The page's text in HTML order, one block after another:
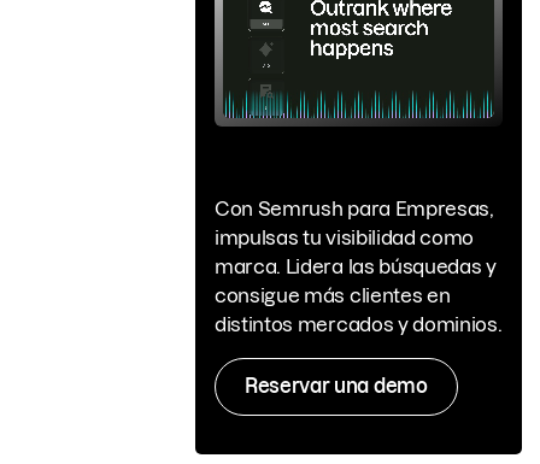
Con Semrush para Empresas,
impulsas tu visibilidad como
marca. Lidera las búsquedas y
consigue más clientes en
distintos mercados y dominios.
Reservar una demo